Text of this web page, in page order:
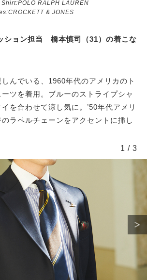
RALPH LAUREN
& JONES
ション担当 橋本慎司（31）の着こな
しんでいる、1960年代のアメリカのト
ツを着用。ブルーのストライプシャ
を合わせて涼し気に。’50年代アメリ
ラペルチェーンをアクセントに挿し
1 / 3